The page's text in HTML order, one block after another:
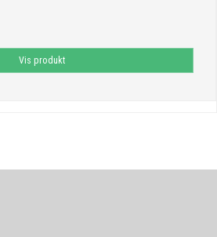
Vis produkt